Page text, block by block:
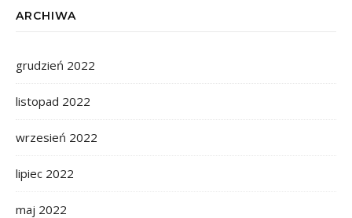
ARCHIWA
grudzień 2022
listopad 2022
wrzesień 2022
lipiec 2022
maj 2022